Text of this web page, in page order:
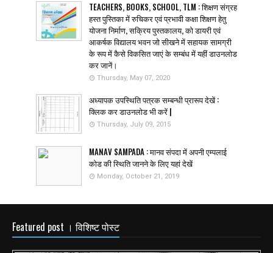
TEACHERS, BOOKS, SCHOOL, TLM : शिक्षण संग्रह
हस्त पुस्तिका में रुचिकर एवं प्रभावी कक्षा शिक्षण हेतु
योजना निर्माण, सक्रिय पुस्तकालय, को डायरी एवं
आकर्षक विद्यालय भवन जो सीखने में सहायक सामग्री
के रूप में कैसे विकसित जाएं के सम्बंध में यहीं डाउनलोड
कर जानें।
Thursday, May 07, 2020
अध्यापक उपस्थिति पत्रक सम्बन्धी प्रारूप देखें :
क्लिक कर डाउनलोड भी करें |
Thursday, July 09, 2015
MANAV SAMPADA : मानव संपदा में अपनी एम्पलाई
कोड की स्थिति जानने के लिए यहां देखें
Monday, October 21, 2019
Featured post । विशिष्ट पोस्ट